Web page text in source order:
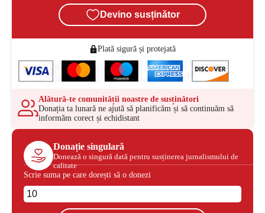
Devino susținător
Plată sigură și protejată
Alătură-te comunității noastre de susținători
Donația ta lunară ne ajută să planificăm și să continuăm să
informăm corect și echidistant
Donație singulară
Donează o singură dată pentru susținerea jurnalismului de
calitate
Scrie suma pe care dorești să o donezi